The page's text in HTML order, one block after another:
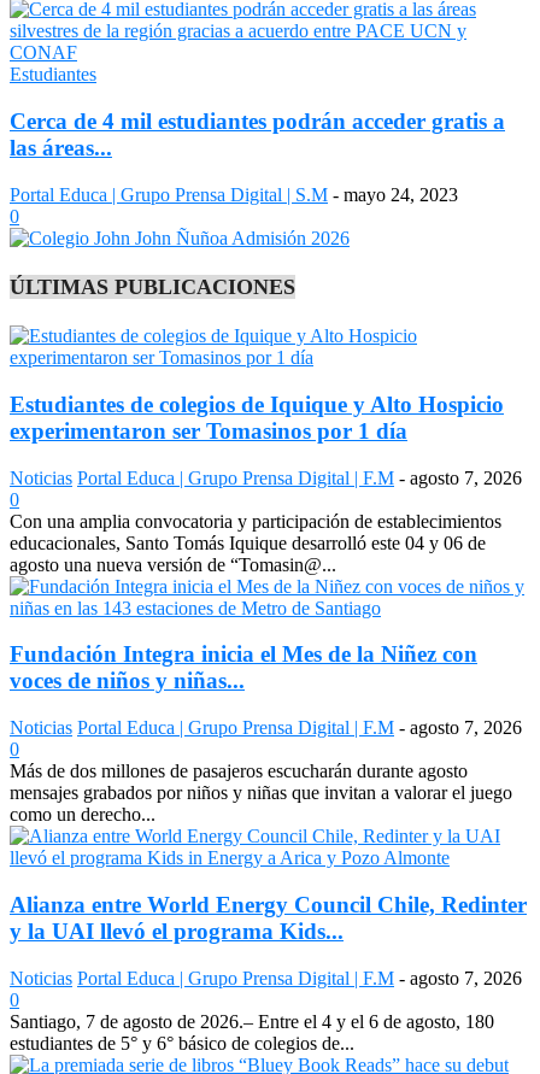
Estudiantes
Cerca de 4 mil estudiantes podrán acceder gratis a
las áreas...
Portal Educa | Grupo Prensa Digital | S.M - mayo 24, 2023
0
ÚLTIMAS PUBLICACIONES
Estudiantes de colegios de Iquique y Alto Hospicio
experimentaron ser Tomasinos por 1 día
Noticias Portal Educa | Grupo Prensa Digital | F.M - agosto 7, 2026
0
Con una amplia convocatoria y participación de establecimientos
educacionales, Santo Tomás Iquique desarrolló este 04 y 06 de
agosto una nueva versión de “Tomasin@...
Fundación Integra inicia el Mes de la Niñez con
voces de niños y niñas...
Noticias Portal Educa | Grupo Prensa Digital | F.M - agosto 7, 2026
0
Más de dos millones de pasajeros escucharán durante agosto
mensajes grabados por niños y niñas que invitan a valorar el juego
como un derecho...
Alianza entre World Energy Council Chile, Redinter
y la UAI llevó el programa Kids...
Noticias Portal Educa | Grupo Prensa Digital | F.M - agosto 7, 2026
0
Santiago, 7 de agosto de 2026.– Entre el 4 y el 6 de agosto, 180
estudiantes de 5° y 6° básico de colegios de...